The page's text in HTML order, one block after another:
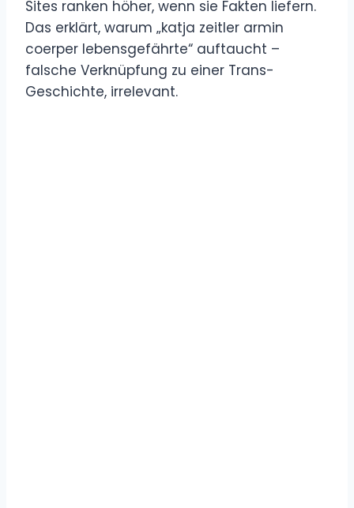
Sites ranken höher, wenn sie Fakten liefern.
Das erklärt, warum „katja zeitler armin
coerper lebensgefährte“ auftaucht –
falsche Verknüpfung zu einer Trans-
Geschichte, irrelevant.